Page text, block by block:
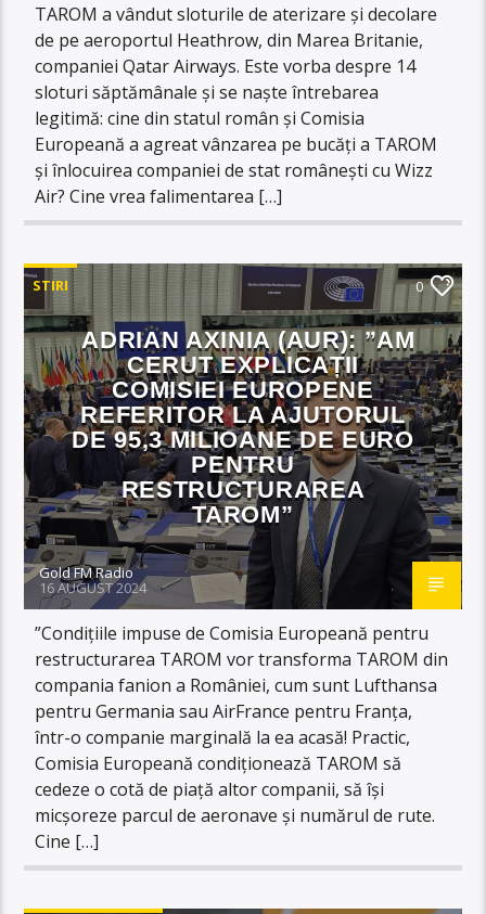
TAROM a vândut sloturile de aterizare și decolare
de pe aeroportul Heathrow, din Marea Britanie,
companiei Qatar Airways. Este vorba despre 14
sloturi săptămânale și se naște întrebarea
legitimă: cine din statul român și Comisia
Europeană a agreat vânzarea pe bucăți a TAROM
și înlocuirea companiei de stat românești cu Wizz
Air? Cine vrea falimentarea […]
STIRI 0
ADRIAN AXINIA (AUR): ”AM
CERUT EXPLICAȚII
COMISIEI EUROPENE
REFERITOR LA AJUTORUL
DE 95,3 MILIOANE DE EURO
PENTRU
RESTRUCTURAREA
TAROM”
Gold FM Radio
16 AUGUST 2024
”Condițiile impuse de Comisia Europeană pentru
restructurarea TAROM vor transforma TAROM din
compania fanion a României, cum sunt Lufthansa
pentru Germania sau AirFrance pentru Franța,
într-o companie marginală la ea acasă! Practic,
Comisia Europeană condiționează TAROM să
cedeze o cotă de piață altor companii, să își
micșoreze parcul de aeronave și numărul de rute.
Cine […]